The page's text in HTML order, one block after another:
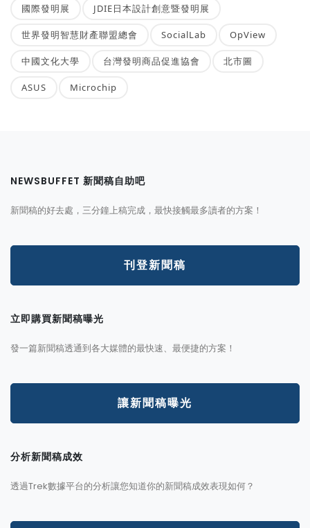
國際發明展 JDIE日本設計創意暨發明展
世界發明智慧財產聯盟總會 SocialLab OpView
中國文化大學 台灣發明商品促進協會 北市圖
ASUS Microchip
NEWSBUFFET 新聞稿自助吧
新聞稿的好去處，三分鐘上稿完成，最快接觸最多讀者的方案！
刊登新聞稿
立即購買新聞稿曝光
發一篇新聞稿透通到各大媒體的最快速、最便捷的方案！
讓新聞稿曝光
分析新聞稿成效
透過Trek數據平台的分析讓您知道你的新聞稿成效表現如何？